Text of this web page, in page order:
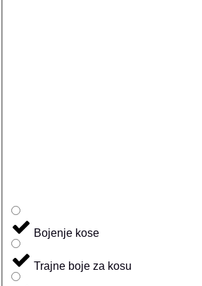
Bojenje kose
Trajne boje za kosu